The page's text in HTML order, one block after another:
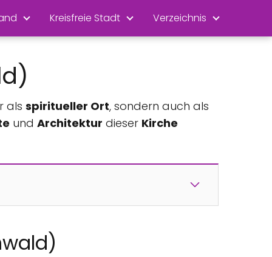
Kreisfreie Stadt Verzeichnis
als spiritueller Ort, sondern auch als
und Architektur dieser Kirche